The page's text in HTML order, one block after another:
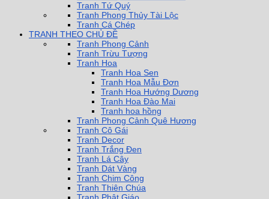
Tranh Tứ Quý
Tranh Phong Thủy Tài Lộc
Tranh Cá Chép
TRANH THEO CHỦ ĐỀ
Tranh Phong Cảnh
Tranh Trừu Tượng
Tranh Hoa
Tranh Hoa Sen
Tranh Hoa Mẫu Đơn
Tranh Hoa Hướng Dương
Tranh Hoa Đào Mai
Tranh hoa hồng
Tranh Phong Cảnh Quê Hương
Tranh Cô Gái
Tranh Decor
Tranh Trắng Đen
Tranh Lá Cây
Tranh Dát Vàng
Tranh Chim Công
Tranh Thiên Chúa
Tranh Phật Giáo